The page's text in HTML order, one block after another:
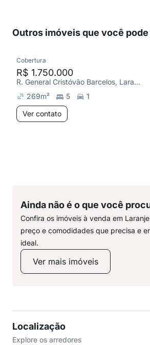
Outros imóveis que você
Cobertura
R$ 1.750.000
R. General Cristóvão Barcelos, Laranjeiras
269m² 5
1
Ver contato
Ainda não é o que você
Confira os imóveis à venda em
preço e comodidades que precisa e
ideal.
Ver mais imóveis
Localização
Explore os arredores